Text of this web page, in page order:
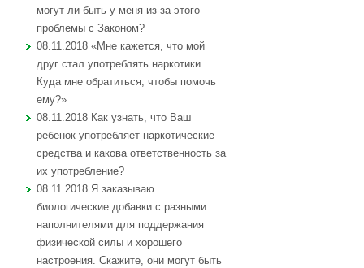
могут ли быть у меня из-за этого
проблемы с Законом?
08.11.2018 «Мне кажется, что мой
друг стал употреблять наркотики.
Куда мне обратиться, чтобы помочь
ему?»
08.11.2018 Как узнать, что Ваш
ребенок употребляет наркотические
средства и какова ответственность за
их употребление?
08.11.2018 Я заказываю
биологические добавки с разными
наполнителями для поддержания
физической силы и хорошего
настроения. Скажите, они могут быть